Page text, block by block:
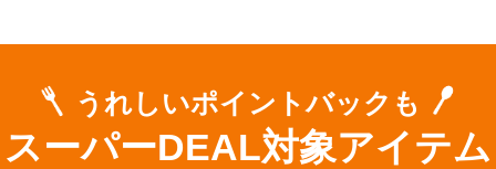
うれしいポイントバックも
スーパーDEAL対象アイテム